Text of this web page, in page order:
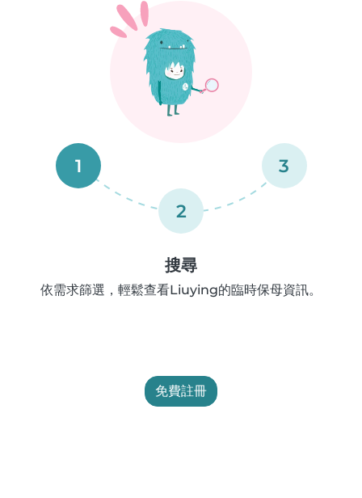
1
2
3
搜尋
依需求篩選，輕鬆查看Liuying的臨時保母資訊。
免費註冊